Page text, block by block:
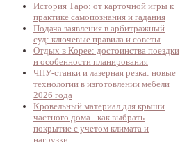
История Таро: от карточной игры к
практике самопознания и гадания
Подача заявления в арбитражный
суд: ключевые правила и советы
Отдых в Корее: достоинства поездки
и особенности планирования
ЧПУ-станки и лазерная резка: новые
технологии в изготовлении мебели
2026 года
Кровельный материал для крыши
частного дома - как выбрать
покрытие с учетом климата и
нагрузки